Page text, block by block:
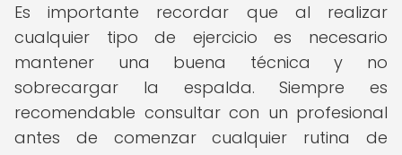
Es importante recordar que al realizar
cualquier tipo de ejercicio es necesario
mantener una buena técnica y no
sobrecargar la espalda. Siempre es
recomendable consultar con un profesional
antes de comenzar cualquier rutina de